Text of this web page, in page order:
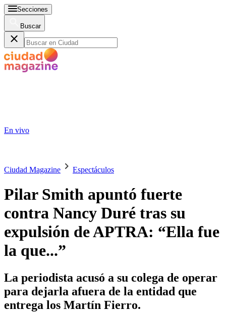
Secciones
Buscar
En vivo
Ciudad Magazine Espectáculos
Pilar Smith apuntó fuerte
contra Nancy Duré tras su
expulsión de APTRA: “Ella fue
la que...”
La periodista acusó a su colega de operar
para dejarla afuera de la entidad que
entrega los Martín Fierro.